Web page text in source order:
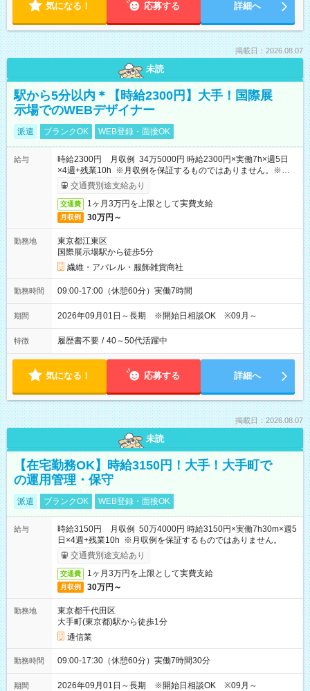
気になる！ 応募する 詳細へ
掲載日：2026.08.07
未読
駅から5分以内＊【時給2300円】大手！国際展
示場でのWEBデザイナー
派遣 ブランクOK WEB登録・面接OK
給与
時給2300円 月収例 34万5000円 時給2300円×実働7h×週5日
×4週+残業10h ※月収例を保証するものではありません。※給与
即受取りサービス利用可（利用条件有）
交通費別途支給あり
交通費 1ヶ月3万円を上限として実費支給
月収例 30万円～
勤務地
東京都江東区
国際展示場駅から徒歩5分
繊維・アパレル・服飾雑貨商社
勤務時間 09:00-17:00（休憩60分）実働7時間
期間 2026年09月01日～長期 ※開始日相談OK ※09月～
特徴 履歴書不要 / 40～50代活躍中
気になる！ 応募する 詳細へ
掲載日：2026.08.07
未読
【在宅勤務OK】時給3150円！大手！大手町で
の運用管理・保守
派遣 ブランクOK WEB登録・面接OK
給与
時給3150円 月収例 50万4000円 時給3150円×実働7h30m×週5
日×4週+残業10h ※月収例を保証するものではありません。
交通費別途支給あり
交通費 1ヶ月3万円を上限として実費支給
月収例 30万円～
勤務地
東京都千代田区
大手町(東京都)駅から徒歩1分
通信業
勤務時間 09:00-17:30（休憩60分）実働7時間30分
期間 2026年09月01日～長期 ※開始日相談OK ※09月～